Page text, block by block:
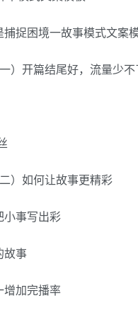
捉困境一故事模式文案
）开篇结尾好，流量少不
）如何让故事更精彩
小事写出彩
故事
增加完播率